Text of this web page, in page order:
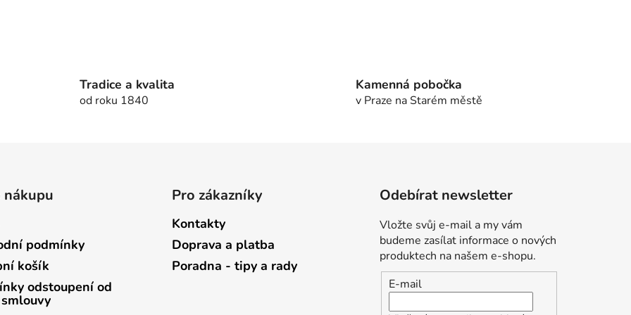
Tradice a kvalita
od roku 1840
Kamenná pobočka
v Praze na Starém městě
nákupu
podmínky
košík
odstoupení od
Pro zákazníky
Kontakty
Doprava a platba
Poradna - tipy a rady
Odebírat newsletter
Vložte svůj e-mail a my vám
budeme zasílat informace o nových
produktech na našem e-shopu.
E-mail